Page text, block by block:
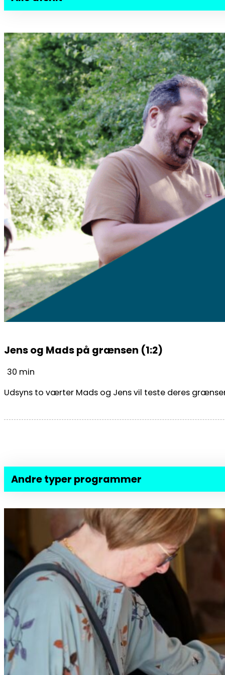
Jens og Mads på grænsen (1:2)
30 min
Udsyns to værter Mads og Jens vil teste deres
Andre typer programmer